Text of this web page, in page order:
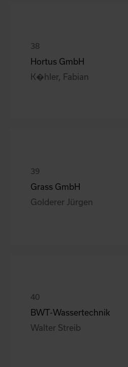
Hortus GmbH
K�hler, Fabian
Grass GmbH
Golderer Jürgen
BWT-Wassertechnik
Walter Streib